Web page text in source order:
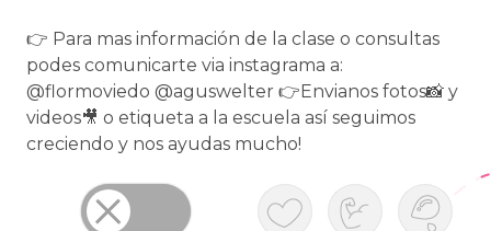
👉 Para mas información de la clase o consultas
podes comunicarte via instagrama a:
@flormoviedo @aguswelter 👉Envianos fotos📸 y
videos🎥 o etiqueta a la escuela así seguimos
creciendo y nos ayudas mucho!